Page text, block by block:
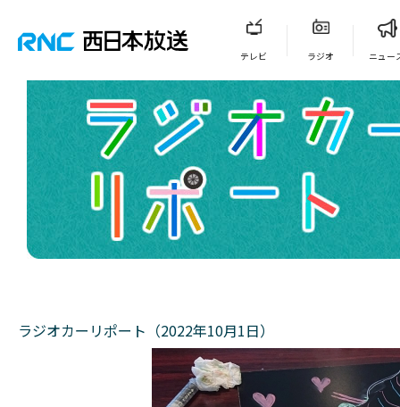
テレビ ラジオ ニュー
ラジオカーリポート（2022年10月1日）